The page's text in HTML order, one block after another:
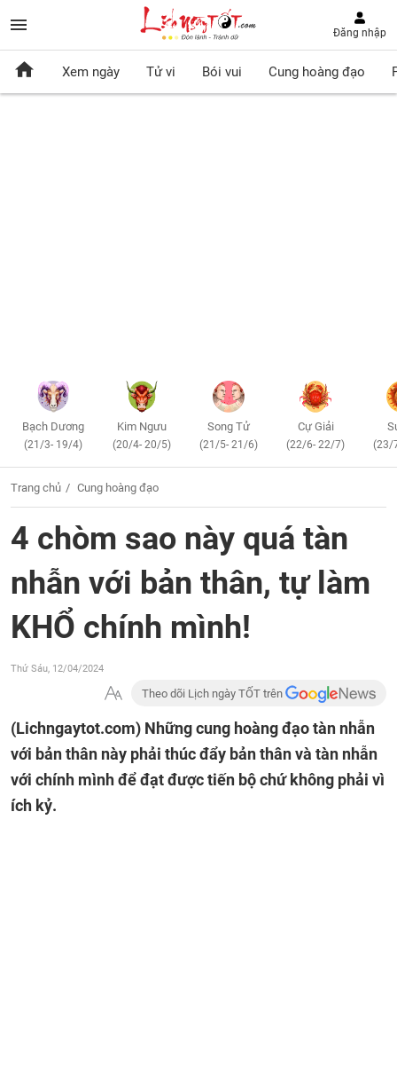
Đăng nhập
Xem ngày Tử vi Bói vui Cung hoàng đạo
Bạch Dương
(21/3- 19/4)
Kim Ngưu
(20/4- 20/5)
Song Tử
(21/5- 21/6)
Cự Giải
(22/6- 22/7) (23/
Trang chủ Cung hoàng đạo
4 chòm sao này quá tàn
nhẫn với bản thân, tự làm
KHỔ chính mình!
Thứ Sáu, 12/04/2024
Theo dõi Lịch ngày TỐT trên
(Lichngaytot.com) Những cung hoàng đạo tàn nhẫn
với bản thân này phải thúc đẩy bản thân và tàn nhẫn
với chính mình để đạt được tiến bộ chứ không phải vì
ích kỷ.